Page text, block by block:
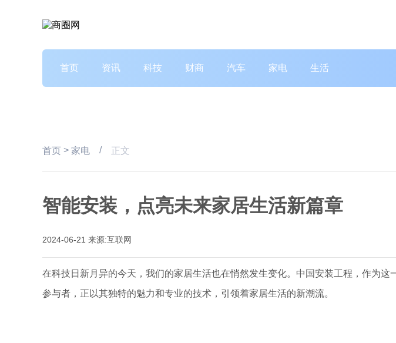
首页 资讯 科技 财商 汽车 家电 生活
首页 > 家电 / 正文
智能安装，点亮未来家居生活新篇章
2024-06-21 来源:互联网
在科技日新月异的今天，我们的家居生活也在悄然发生变化。中国安装工程，作为这
参与者，正以其独特的魅力和专业的技术，引领着家居生活的新潮流。